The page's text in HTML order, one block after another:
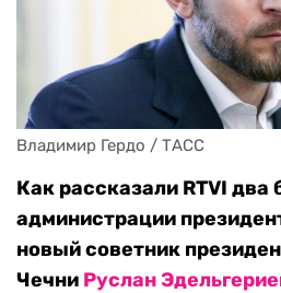
Владимир Гердо / ТАСС
Как рассказали RTVI два
администрации
новый советник
Чечни Руслан